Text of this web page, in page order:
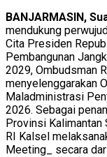
BANJARMASIN,
mendukung
Cita Presiden
Pembangunan
2029, Ombudsman
menyelenggarakan
Maladministrasi
2026. Sebagai
Provinsi Kalimantan
RI Kalsel
Meeting_ secara